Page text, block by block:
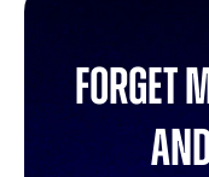
Forget